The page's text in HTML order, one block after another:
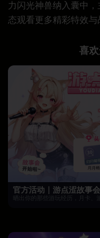
力闪光神兽纳入囊中
态观看更多精彩特效与
喜
晒出你的那些游玩经历，月卡、